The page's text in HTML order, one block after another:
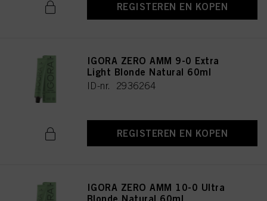
REGISTEREN EN KOPEN
IGORA ZERO AMM 9-0 Extra
Light Blonde Natural 60ml
ID-nr. 2936264
REGISTEREN EN KOPEN
IGORA ZERO AMM 10-0 Ultra
Blonde Natural 60ml